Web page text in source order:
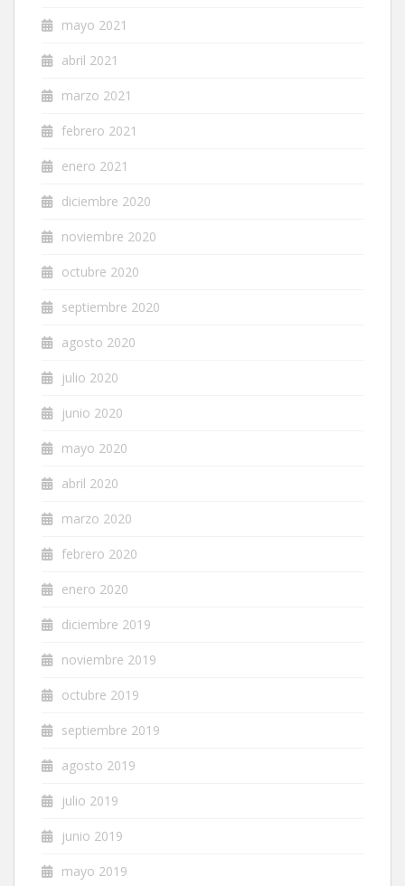
mayo 2021
abril 2021
marzo 2021
febrero 2021
enero 2021
diciembre 2020
noviembre 2020
octubre 2020
septiembre 2020
agosto 2020
julio 2020
junio 2020
mayo 2020
abril 2020
marzo 2020
febrero 2020
enero 2020
diciembre 2019
noviembre 2019
octubre 2019
septiembre 2019
agosto 2019
julio 2019
junio 2019
mayo 2019